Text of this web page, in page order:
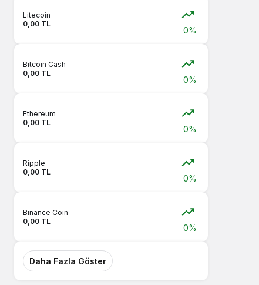
Litecoin
0,00 TL
0%
Bitcoin Cash
0,00 TL
0%
Ethereum
0,00 TL
0%
Ripple
0,00 TL
0%
Binance Coin
0,00 TL
0%
Daha Fazla Göster